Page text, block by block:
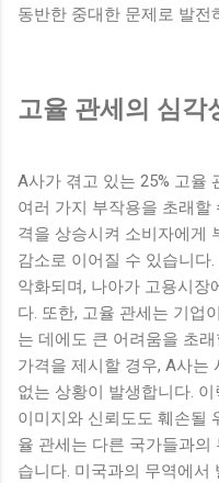
동반한 중대한 문제로 발전
고율 관세의 심각
A사가 겪고 있는 25% 고율
여러 가지 부작용을 초래할
격을 상승시켜 소비자에게
감소로 이어질 수 있습니다
악화되며, 나아가 고용시장
다. 또한, 고율 관세는 기업
는 데에도 큰 어려움을 초
가격을 제시할 경우, A사는
없는 상황이 발생합니다.
이미지와 신뢰도도 훼손될
율 관세는 다른 국가들과의
습니다. 미국과의 무역에서